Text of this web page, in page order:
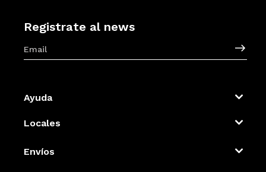
Registrate al news
Ayuda
Locales
Envíos